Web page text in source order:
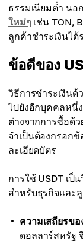
ธรรมเนียมต่ำ น
ใหม่ๆ เช่น TON,
ลูกค้าชำระเงินได้
ข้อดีของ
วิธีการชำระเงินด้
ไปยังอีกบุคคลหนึ่
ต่างจากการซื้อด้
จำเป็นต้องกรอก
ละเอียดบัตร
การใช้ USDT เป็
สำหรับธุรกิจและ
ความเสถียรขอ
ดอลลาร์สหรัฐ